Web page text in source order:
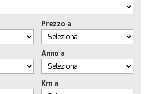
Prezzo a
Anno a
Km a